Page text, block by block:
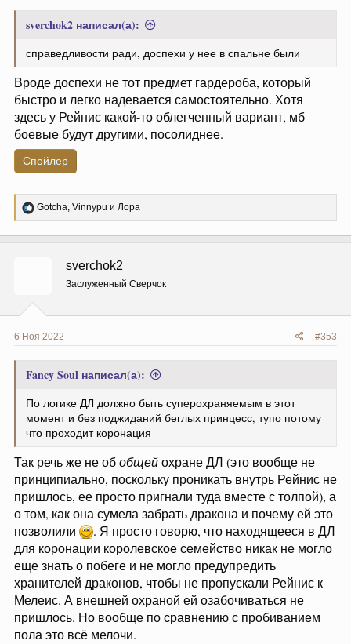
sverchok2 написал(а):
справедливости ради, доспехи у нее в спальне были
Вроде доспехи не тот предмет гардероба, который
быстро и легко надевается самостоятельно. Хотя
здесь у Рейнис какой-то облегченный вариант, мб
боевые будут другими, посолиднее.
Спойлер
Р
е
Gotcha, Vinnypu и Лора
sverchok2
Заслуженный Сверчок
6 Ноя 2022 #353
Fancy Soul написал(а):
По логике ДЛ должно быть суперохраняемым в этот
момент и без поджиданий беглых принцесс, тупо потому
что проходит коронация
Так речь же не обобщейохране ДЛ (это вообще не
принципиально, поскольку проникать внутрь Рейнис не
пришлось, ее просто пригнали туда вместе с толпой), а
о том, как она сумела забрать дракона и почему ей это
позволили
. Я просто говорю, что находящееся в ДЛ
для коронации королевское семейство никак не могло
еще знать о побеге и не могло предупредить
хранителей драконов, чтобы не пропускали Рейнис к
Мелеис. А внешней охраной ей озабочиваться не
пришлось. Но вообще по сравнению с пробиванием
пола это всё мелочи.